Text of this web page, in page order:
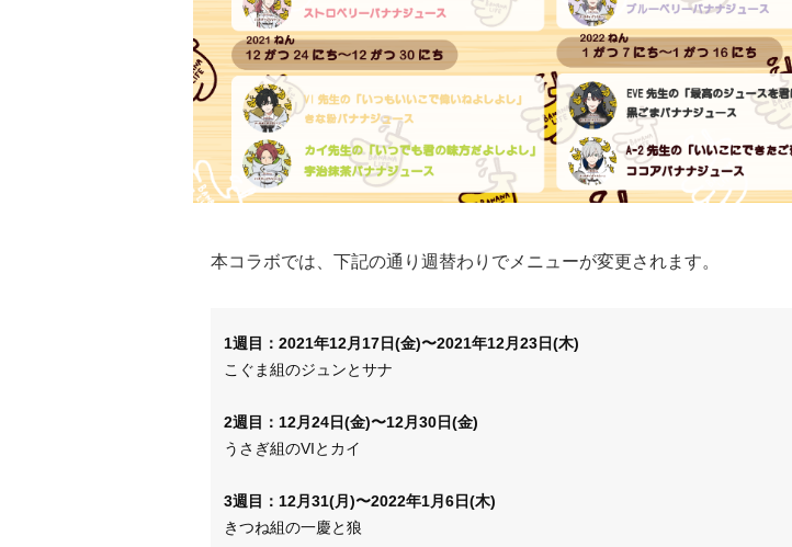
本コラボでは、下記の通り週替わりでメニューが変更されます。
1週目：2021年12月17日(金)〜2021年12月23日(木)
こぐま組のジュンとサナ
2週目：12月24日(金)〜12月30日(金)
うさぎ組のVIとカイ
3週目：12月31(月)〜2022年1月6日(木)
きつね組の一慶と狼